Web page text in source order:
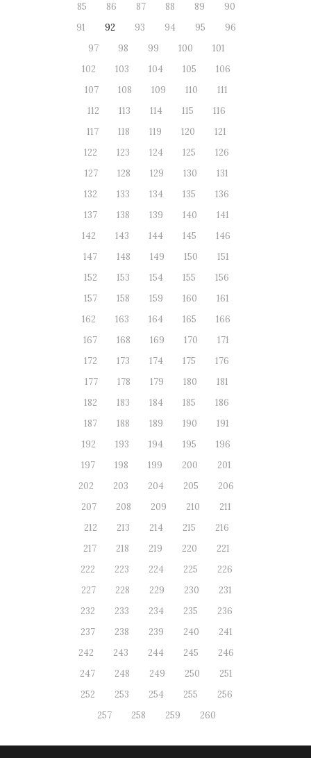
85
86 87 88 89
90
91
92 93 94 95
96
97
98 99 100
101
102
103 104 105
106
107
108 109 110
111
112
113 114 115
116
117
118 119 120
121
122
123 124 125
126
127
128 129 130
131
132
133 134 135
136
137
138 139 140
141
142
143 144 145
146
147
148 149 150
151
152
153 154 155
156
157
158 159 160
161
162
163 164 165
166
167
168 169 170
171
172
173 174 175
176
177
178 179 180
181
182
183 184 185
186
187
188 189 190
191
192
193 194 195
196
197
198 199 200
201
202
203 204 205
206
207
208 209 210
211
212
213 214 215
216
217
218 219 220
221
222
223 224 225
226
227
228 229 230
231
232
233 234 235
236
237
238 239 240
241
242
243 244 245
246
247
248 249 250
251
252
253 254 255
256
257
258 259 260